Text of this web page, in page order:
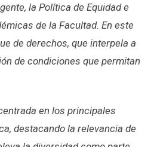
la Política de Equidad e
de la Facultad. En este
de derechos, que interpela a
de condiciones que permitan
en los principales
destacando la relevancia de